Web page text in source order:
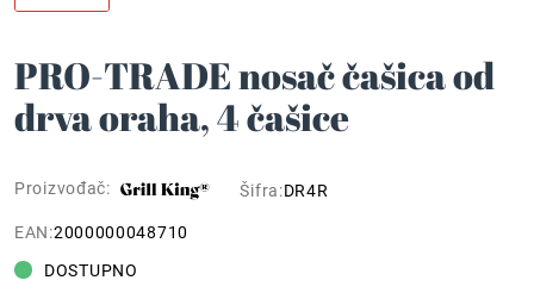
PRO-TRADE nosač čašica od
drva oraha, 4 čašice
Proizvođač: Šifra:DR4R
EAN:2000000048710
DOSTUPNO